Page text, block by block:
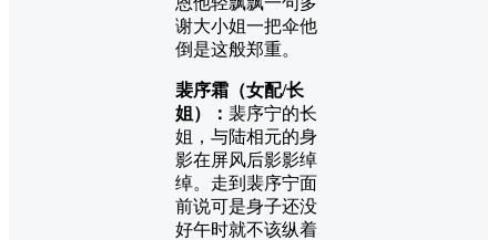
谢大小姐一把伞他
倒是这般郑重。
裴序霜（女配/长
姐）： 裴序宁的长
姐，与陆相元的身
影在屏风后影影绰
绰。走到裴序宁面
前说可是身子还没
好午时就不该纵着